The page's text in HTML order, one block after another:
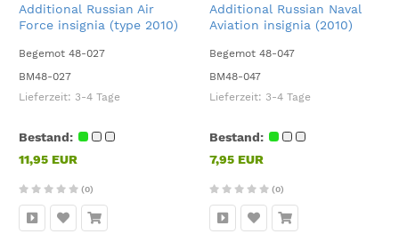
Additional Russian Air
Force insignia (type 2010)
Begemot 48-027
BM48-027
Lieferzeit: 3-4 Tage
Bestand:
11,95 EUR
(0)
Additional Russian Naval
Aviation insignia (2010)
Begemot 48-047
BM48-047
Lieferzeit: 3-4 Tage
Bestand:
7,95 EUR
(0)